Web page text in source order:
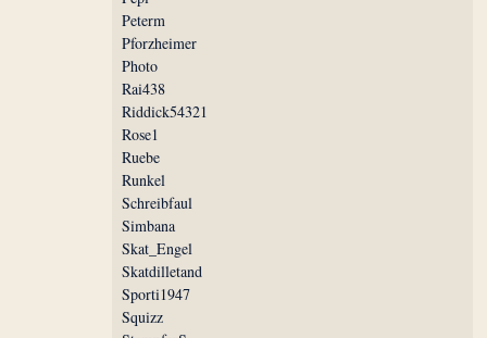
Peterm
Pforzheimer
Photo
Rai438
Riddick54321
Rose1
Ruebe
Runkel
Schreibfaul
Simbana
Skat_Engel
Skatdilletand
Sporti1947
Squizz